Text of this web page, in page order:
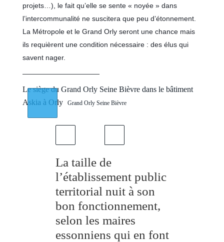
projets…), le fait qu’elle se sente « noyée » dans
l’intercommunalité ne suscitera que peu d’étonnement.
La Métropole et le Grand Orly seront une chance mais
ils requièrent une condition nécessaire : des élus qui
savent nager.
———————————
Le siège du Grand Orly Seine Bièvre dans le bâtiment
Askia à Orly
Grand Orly Seine Bièvre
La taille de
l’établissement public
territorial nuit à son
bon fonctionnement,
selon les maires
essonniens qui en font